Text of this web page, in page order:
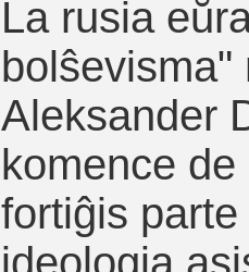
La rusia
bolŝevisma"
Aleksander
komence
fortiĝis
ideologia